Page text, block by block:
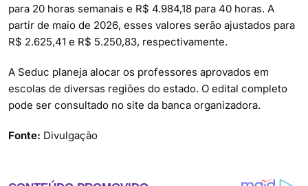
para 20 horas semanais e R$ 4.984,18 para 40 horas. A
partir de maio de 2026, esses valores serão ajustados para
R$ 2.625,41 e R$ 5.250,83, respectivamente.
A Seduc planeja alocar os professores aprovados em
escolas de diversas regiões do estado. O edital completo
pode ser consultado no site da banca organizadora.
Fonte: Divulgação